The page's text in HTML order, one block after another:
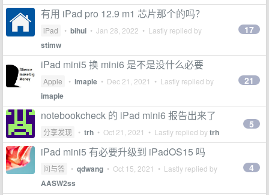
有用 iPad pro 12.9 m1 芯片那个的吗？
iPad • bihui • Jan 28, 2022 • Lastly replied by
stimw
17
iPad mini5 换 mini6 是不是没什么必要
Apple • imaple • Dec 21, 2021 • Lastly replied by
imaple
21
notebookcheck 的 iPad mini6 报告出来了
分享发现 • trh • Oct 21, 2021 • Lastly replied bytrh
5
iPad mini5 有必要升级到 iPadOS15 吗
问与答 • qdwang • Oct 15, 2021 • Lastly replied by
AASW2ss
4